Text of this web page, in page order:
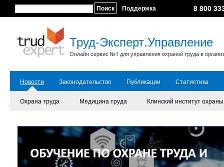
Поиск Поддержка 8 800
Труд-Эксперт.Управление
Онлайн сервис №1 для управления охраной труда в
Новости Законодательство Публикации Статистика
Охрана труда Медицина труда Клинский институт